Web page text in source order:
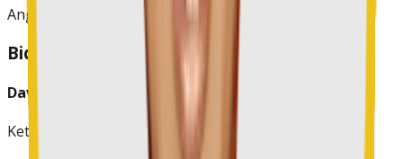
Anggota
Bidang IV: Kemitraan
Davie Fred Ticoalu, S.T.
Ketua Bidang